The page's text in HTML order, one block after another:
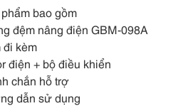
bao gồm
đệm nâng điện GBM-098A
đi kèm
điện + bộ điều khiển
chắn hỗ trợ
dẫn sử dụng